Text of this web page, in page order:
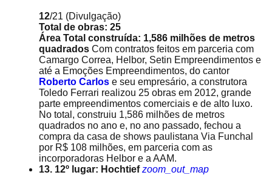
12/21 (Divulgação)
Total de obras: 25
Área Total construída: 1,586 milhões de metros
quadrados Com contratos feitos em parceria com
Camargo Correa, Helbor, Setin Empreendimentos e
até a Emoções Empreendimentos, do cantor
Roberto Carlos e seu empresário, a construtora
Toledo Ferrari realizou 25 obras em 2012, grande
parte empreendimentos comerciais e de alto luxo.
No total, construiu 1,586 milhões de metros
quadrados no ano e, no ano passado, fechou a
compra da casa de shows paulistana Via Funchal
por R$ 108 milhões, em parceria com as
incorporadoras Helbor e a AAM.
13. 12º lugar: Hochtief zoom_out_map